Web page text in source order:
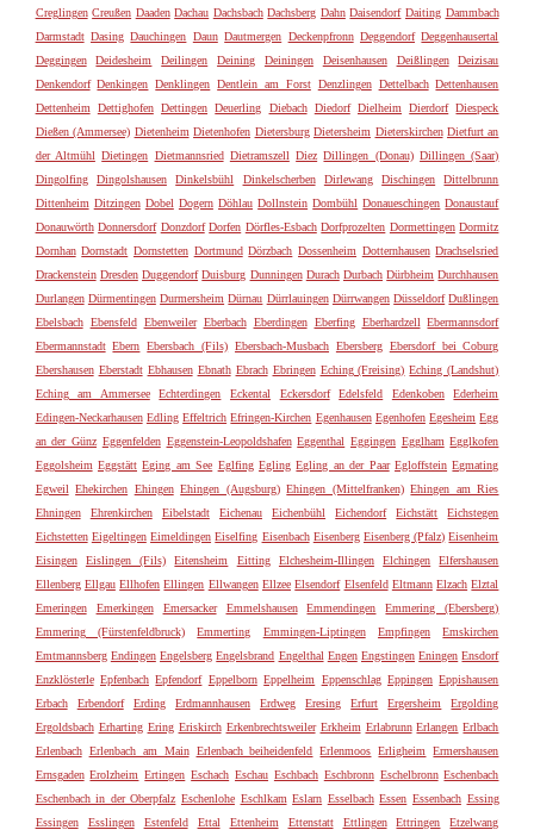
Creglingen Creußen Daaden Dachau Dachsbach Dachsberg Dahn Daisendorf Daiting Dammbach
Darmstadt Dasing Dauchingen Daun Dautmergen Deckenpfronn Deggendorf Deggenhausertal
Deggingen
Deidesheim Deilingen Deining Deiningen Deisenhausen Deißlingen
Deizisau
Denkendorf Denkingen Denklingen Dentlein am Forst Denzlingen Dettelbach Dettenhausen
Dettenheim
Dettighofen Dettingen Deuerling Diebach Diedorf Dielheim Dierdorf Diespeck
Dießen (Ammersee) Dietenheim Dietenhofen Dietersburg Dietersheim Dieterskirchen Dietfurt an
der Altmühl Dietingen Dietmannsried Dietramszell Diez Dillingen (Donau) Dillingen (Saar)
Dingolfing
Dingolshausen Dinkelsbühl Dinkelscherben Dirlewang Dischingen
Dittelbrunn
Dittenheim Ditzingen Dobel Dogern Döhlau Dollnstein Dombühl Donaueschingen Donaustauf
Donauwörth Donnersdorf Donzdorf Dorfen Dörfles-Esbach Dorfprozelten Dormettingen Dormitz
Dornhan Dornstadt Dornstetten Dortmund Dörzbach Dossenheim Dotternhausen Drachselsried
Drackenstein Dresden Duggendorf Duisburg Dunningen Durach Durbach Dürbheim Durchhausen
Durlangen Dürmentingen Durmersheim Dürnau Dürrlauingen Dürrwangen Düsseldorf Dußlingen
Ebelsbach Ebensfeld Ebenweiler Eberbach Eberdingen Eberfing Eberhardzell Ebermannsdorf
Ebermannstadt Ebern Ebersbach (Fils) Ebersbach-Musbach Ebersberg Ebersdorf bei Coburg
Ebershausen Eberstadt Ebhausen Ebnath Ebrach Ebringen Eching (Freising) Eching (Landshut)
Eching am Ammersee
Echterdingen Eckental Eckersdorf Edelsfeld Edenkoben
Ederheim
Edingen-Neckarhausen Edling Effeltrich Efringen-Kirchen Egenhausen Egenhofen Egesheim Egg
an der Günz Eggenfelden Eggenstein-Leopoldshafen Eggenthal Eggingen Egglham Egglkofen
Eggolsheim Eggstätt Eging am See Eglfing Egling Egling an der Paar Egloffstein Egmating
Egweil Ehekirchen Ehingen Ehingen (Augsburg) Ehingen (Mittelfranken) Ehingen am Ries
Ehningen
Ehrenkirchen Eibelstadt Eichenau Eichenbühl Eichendorf Eichstätt
Eichstegen
Eichstetten Eigeltingen Eimeldingen Eiselfing Eisenbach Eisenberg Eisenberg (Pfalz) Eisenheim
Eisingen
Eislingen (Fils) Eitensheim Eitting Elchesheim-Illingen Elchingen
Elfershausen
Ellenberg Ellgau Ellhofen Ellingen Ellwangen Ellzee Elsendorf Elsenfeld Eltmann Elzach Elztal
Emeringen
Emerkingen Emersacker Emmelshausen Emmendingen
Emmering (Ebersberg)
Emmering (Fürstenfeldbruck)
Emmerting Emmingen-Liptingen Empfingen
Emskirchen
Emtmannsberg Endingen Engelsberg Engelsbrand Engelthal Engen Engstingen Eningen Ensdorf
Enzklösterle Epfenbach Epfendorf Eppelborn Eppelheim Eppenschlag Eppingen Eppishausen
Erbach
Erbendorf Erding Erdmannhausen Erdweg Eresing Erfurt Ergersheim
Ergolding
Ergoldsbach Erharting Ering Eriskirch Erkenbrechtsweiler Erkheim Erlabrunn Erlangen Erlbach
Erlenbach Erlenbach am Main Erlenbach beiheidenfeld Erlenmoos Erligheim
Ermershausen
Ernsgaden Erolzheim Ertingen Eschach Eschau Eschbach Eschbronn Eschelbronn Eschenbach
Eschenbach in der Oberpfalz Eschenlohe Eschlkam Eslarn Esselbach Essen Essenbach Essing
Essingen
Esslingen Estenfeld Ettal Ettenheim Ettenstatt Ettlingen Ettringen
Etzelwang